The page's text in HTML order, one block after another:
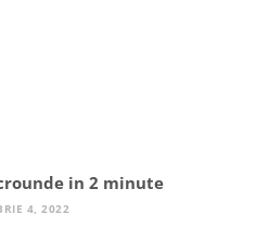
in 2 minute
4, 2022